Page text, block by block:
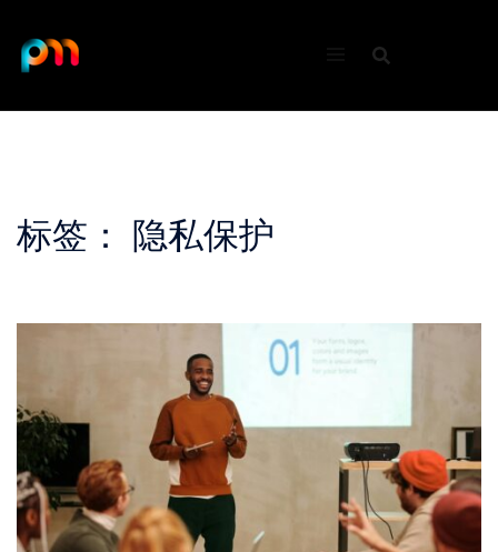
content
标签： 隐私保护